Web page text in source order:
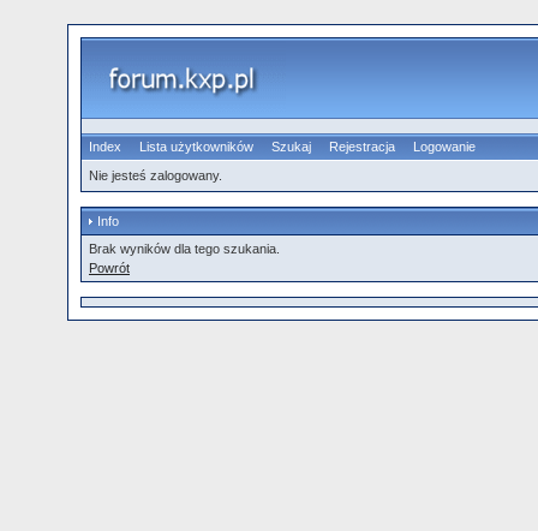
Index Lista użytkowników Szukaj Rejestracja
Logowanie
Nie jesteś zalogowany.
Info
Brak wyników dla tego szukania.
Powrót